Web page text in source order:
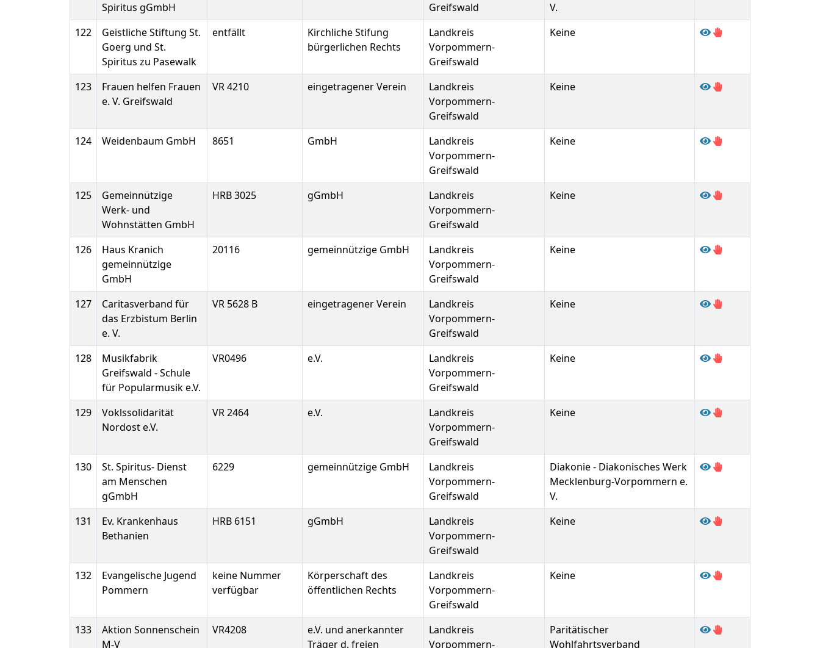
Spiritus gGmbH
Greifswald
V.
122
Geistliche Stiftung St.
Goerg und St.
Spiritus zu Pasewalk
entfällt
Kirchliche Stifung
bürgerlichen Rechts
Landkreis
Vorpommern-
Greifswald
Keine
123
Frauen helfen Frauen
e. V. Greifswald
VR 4210 eingetragener Verein
Landkreis
Vorpommern-
Greifswald
Keine
124 Weidenbaum GmbH 8651 GmbH
Landkreis
Vorpommern-
Greifswald
Keine
125
Gemeinnützige
Werk- und
Wohnstätten GmbH
HRB 3025 gGmbH
Landkreis
Vorpommern-
Greifswald
Keine
126
Haus Kranich
gemeinnützige
GmbH
20116 gemeinnützige GmbH
Landkreis
Vorpommern-
Greifswald
Keine
127
Caritasverband für
das Erzbistum Berlin
e. V.
VR 5628 B eingetragener Verein
Landkreis
Vorpommern-
Greifswald
Keine
128
Musikfabrik
Greifswald - Schule
für Popularmusik e.V.
VR0496 e.V.
Landkreis
Vorpommern-
Greifswald
Keine
129
Voklssolidarität
Nordost e.V.
VR 2464 e.V.
Landkreis
Vorpommern-
Greifswald
Keine
130
St. Spiritus- Dienst
am Menschen
gGmbH
6229 gemeinnützige GmbH
Landkreis
Vorpommern-
Greifswald
Diakonie - Diakonisches Werk
Mecklenburg-Vorpommern e.
V.
131
Ev. Krankenhaus
Bethanien
HRB 6151 gGmbH
Landkreis
Vorpommern-
Greifswald
Keine
132
Evangelische Jugend
Pommern
keine Nummer
verfügbar
Körperschaft des
öffentlichen Rechts
Landkreis
Vorpommern-
Greifswald
Keine
133
Aktion Sonnenschein
M-V
VR4208
e.V. und anerkannter
Träger d. freien
Landkreis
Vorpommern-
Paritätischer
Wohlfahrtsverband